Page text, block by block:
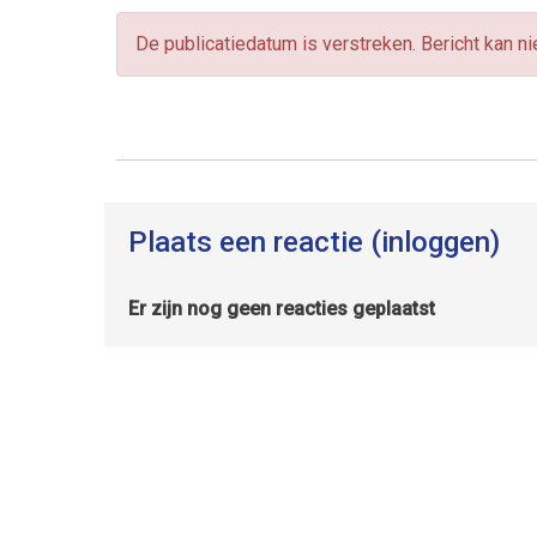
De publicatiedatum is verstreken. Bericht kan
Plaats een reactie (inloggen)
Er zijn nog geen reacties geplaatst